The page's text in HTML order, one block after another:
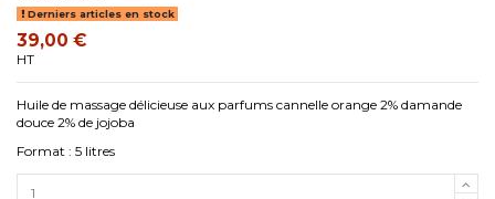
Derniers articles en stock
39,00 €
HT
Huile de massage délicieuse aux parfums cannelle orange 2% damande
douce 2% de jojoba
Format : 5 litres